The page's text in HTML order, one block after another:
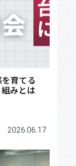
育てる
みとは
2026.06.17